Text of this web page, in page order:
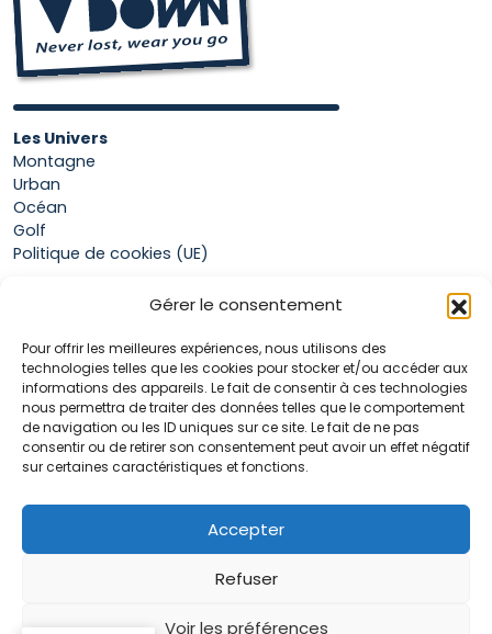
Gérer le consentement
Pour offrir les meilleures expériences, nous utilisons des
technologies telles que les cookies pour stocker et/ou accéder aux
informations des appareils. Le fait de consentir à ces technologies
nous permettra de traiter des données telles que le comportement
de navigation ou les ID uniques sur ce site. Le fait de ne pas
consentir ou de retirer son consentement peut avoir un effet négatif
sur certaines caractéristiques et fonctions.
Accepter
Refuser
Voir les préférences
Les Univers
Montagne
Urban
Océan
Golf
Politique de cookies (UE)
Mon compte
Panier
Conditions générales de vente
La marque Hop & Down
Plan du site